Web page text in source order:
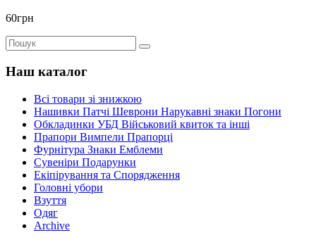
60грн
Наш каталог
Всі товари зі знижкою
Нашивки Патчі Шеврони Нарукавні знаки Погони
Обкладинки УБД Військовий квиток та інші
Прапори Вимпели Прапорці
Фурнітура Знаки Емблеми
Сувеніри Подарунки
Екіпірування та Спорядження
Головні убори
Взуття
Одяг
Archive